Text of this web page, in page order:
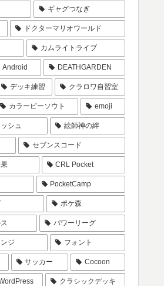
ギャグつなぎ
ドクターマリオワールド
カムライトライブ
Android DEATHGARDEN
デッキ練習 クラロワ自習室
カラーピーソウト emoji
シュ 絵師神の絆
セブンスコード
CRL Pocket
PocketCamp
ポケ森
パワーリーグ
ジ フォント
サッカー Cocoon
クラシックデッキ